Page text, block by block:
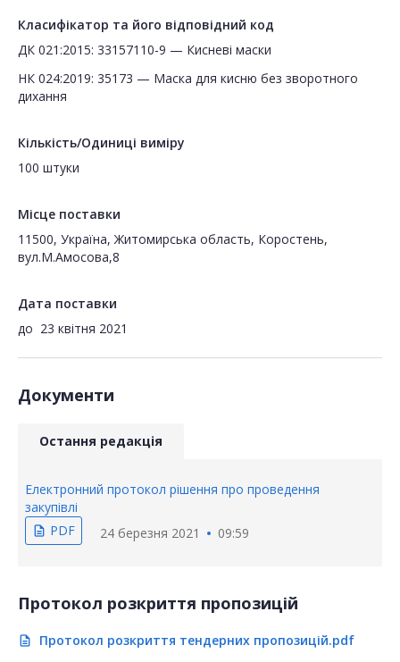
Класифікатор та його відповідний код
ДК 021:2015: 33157110-9 — Кисневі маски
НК 024:2019: 35173 — Маска для кисню без зворотного
дихання
Кількість/Одиниці виміру
100 штуки
Місце поставки
11500, Україна, Житомирська область, Коростень,
вул.М.Амосова,8
Дата поставки
до 23 квітня 2021
Документи
Остання редакція
Електронний протокол рішення про проведення
закупівлі
description PDF 24 березня 2021 09:59
Протокол розкриття пропозицій
description Протокол розкриття тендерних пропозицій.pdf